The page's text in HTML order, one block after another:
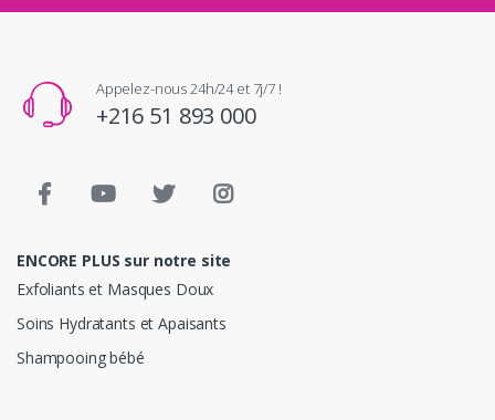
Appelez-nous 24h/24 et 7j/7 !
+216 51 893 000
ENCORE PLUS sur notre site
Exfoliants et Masques Doux
Soins Hydratants et Apaisants
Shampooing bébé